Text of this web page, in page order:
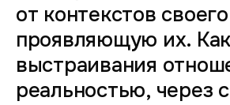
от контекстов
проявляющую их.
выстраивания
реальностью, через